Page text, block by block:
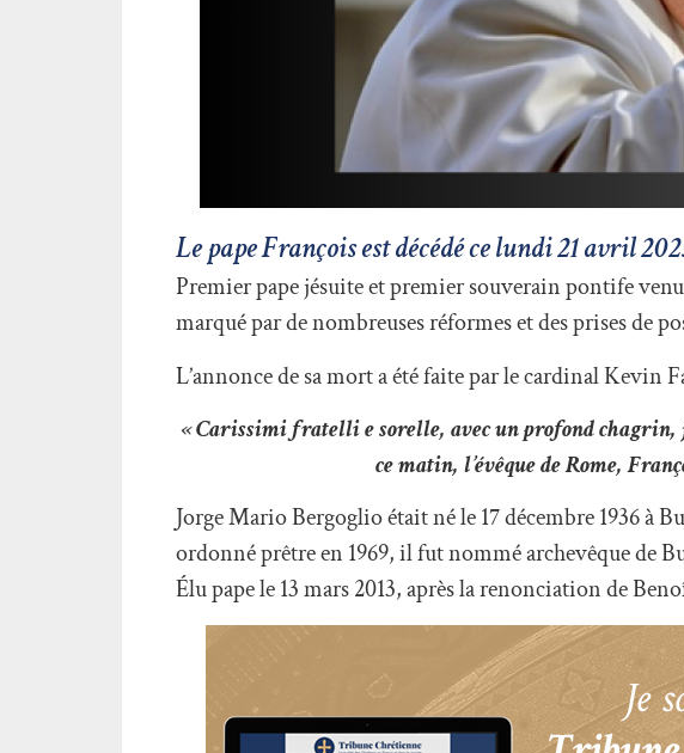
Le pape François est décédé ce lundi 21 avril
Premier pape jésuite et premier souverain pontife
marqué par de nombreuses réformes et des prises de
L’annonce de sa mort a été faite par le cardinal Kevin
« Carissimi fratelli e sorelle, avec un profond chagrin,
ce matin, l’évêque de Rome,
Jorge Mario Bergoglio était né le 17 décembre 1936 à
ordonné prêtre en 1969, il fut nommé archevêque de
Élu pape le 13 mars 2013, après la renonciation de